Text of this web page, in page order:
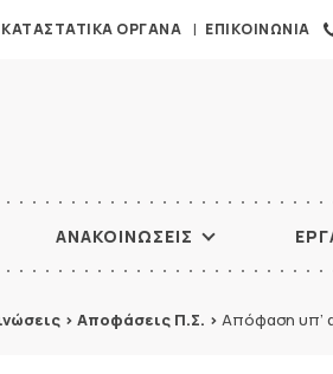
ΚΑΤΑΣΤΑΤΙΚΑ ΟΡΓΑΝΑ ΕΠΙΚΟΙΝΩΝΙΑ
ΑΝΑΚΟΙΝΩΣΕΙΣ
> Αποφάσεις Π.Σ. > Απόφαση υπ’